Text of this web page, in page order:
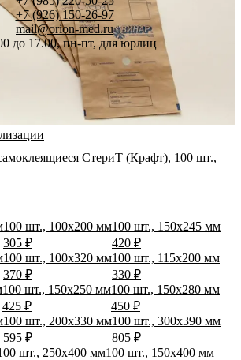
+7 (926) 150-26-97
mail@orion-med.ru
до 17.00, пн-пт, для юрлиц
СтериТ (Крафт), 100 шт.,
100 шт., 100х200 мм
305 ₽
100 шт., 150х245 мм
420 ₽
100 шт., 100х320 мм
370 ₽
100 шт., 115х200 мм
330 ₽
100 шт., 150х250 мм
425 ₽
100 шт., 150х280 мм
450 ₽
100 шт., 200х330 мм
595 ₽
100 шт., 300х390 мм
805 ₽
шт., 250х400 мм100 шт., 150х400 мм